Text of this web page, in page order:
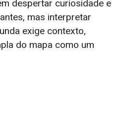
despertar curiosidade e
mas interpretar
exige contexto,
do mapa como um